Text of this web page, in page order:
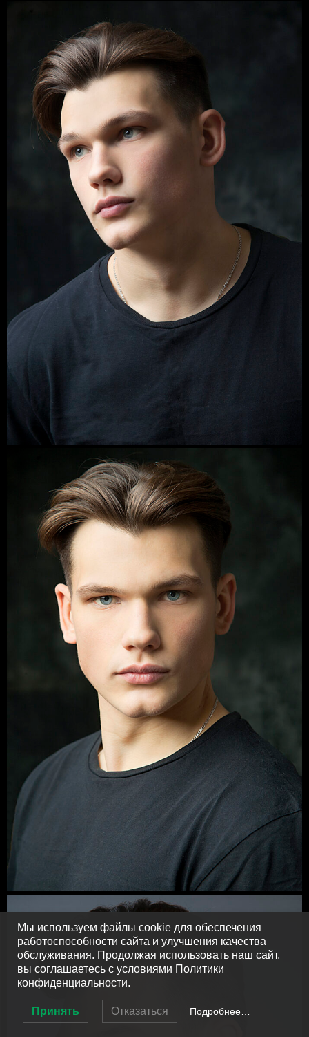
Мы используем файлы cookie для обеспечения
работоспособности сайта и улучшения качества
обслуживания. Продолжая использовать наш сайт,
вы соглашаетесь с условиями Политики
конфиденциальности.
Принять Отказаться Подробнее…